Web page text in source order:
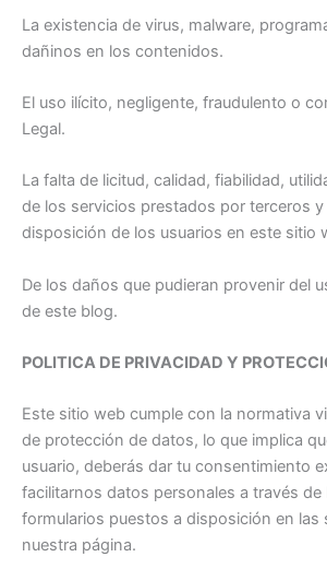
La existencia de virus, malware,
dañinos en los contenidos.
El uso ilícito, negligente, fraudulento o
Legal.
La falta de licitud, calidad, fiabilidad,
de los servicios prestados por terceros
disposición de los usuarios en este sitio
De los daños que pudieran provenir del
de este blog.
POLITICA DE PRIVACIDAD Y
Este sitio web cumple con la normativa
de protección de datos, lo que implica
usuario, deberás dar tu consentimiento
facilitarnos datos personales a través de
formularios puestos a disposición en las
nuestra página.